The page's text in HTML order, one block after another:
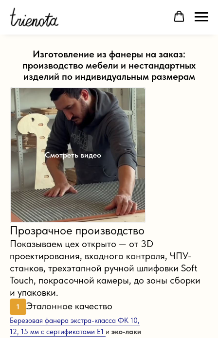
Изготовление из фанеры на заказ:
производство мебели и нестандартных
изделий по индивидуальным размерам
Смотреть видео
Прозрачное производство
Показываем цех открыто — от 3D
проектирования, входного контроля, ЧПУ-
станков, трехэтапной ручной шлифовки Soft
Touch, покрасочной камеры, до зоны сборки
и упаковки.
1 Эталонное качество
Березовая фанера экстра-класса ФК 10,
12, 15 мм с сертификатами Е1 и эко-лаки